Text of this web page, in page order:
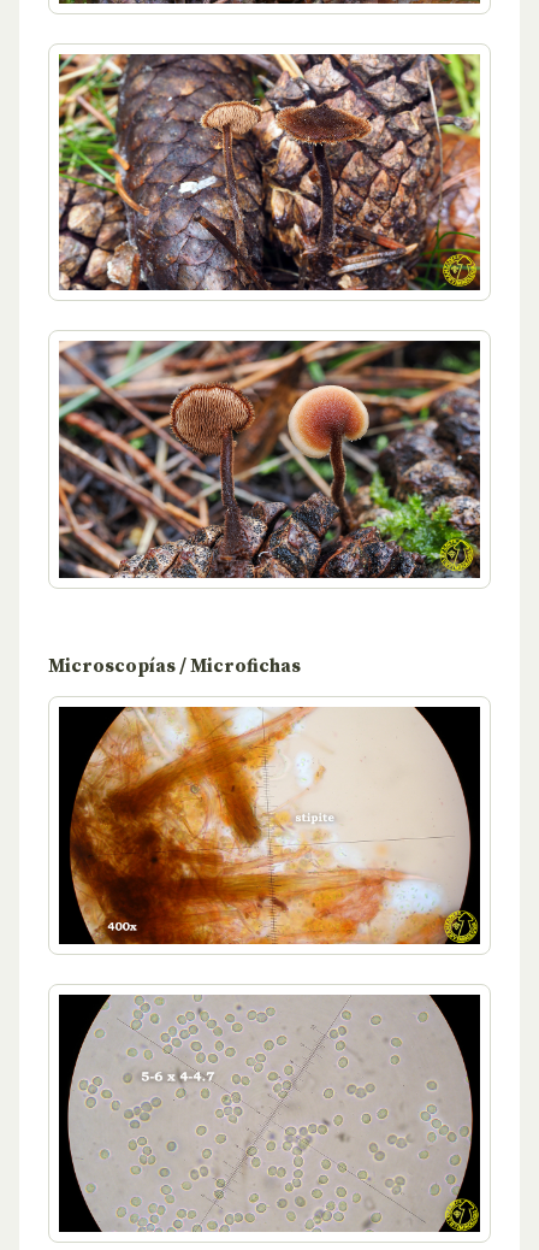
Microscopías / Microfichas